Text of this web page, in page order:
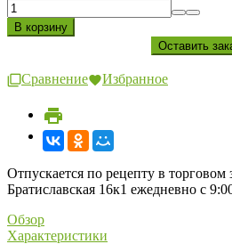
Сравнение Избранное
Отпускается по рецепту в торговом
Братиславская 16к1 ежедневно с
Обзор
Характеристики